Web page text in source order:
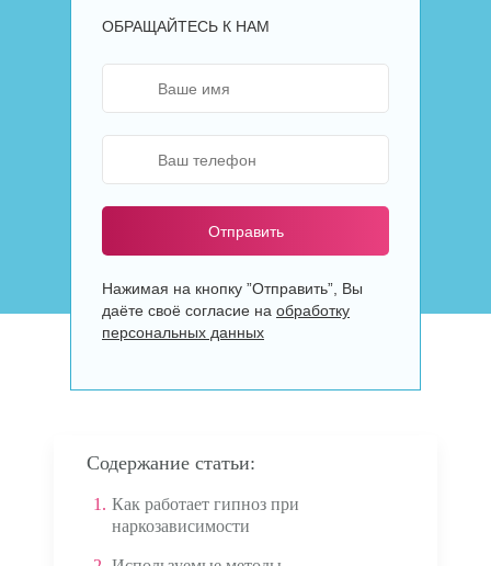
ОБРАЩАЙТЕСЬ К НАМ
Отправить
Нажимая на кнопку ”Отправить”, Вы
даёте своё согласие на обработку
персональных данных
Содержание статьи:
1. Как работает гипноз при
наркозависимости